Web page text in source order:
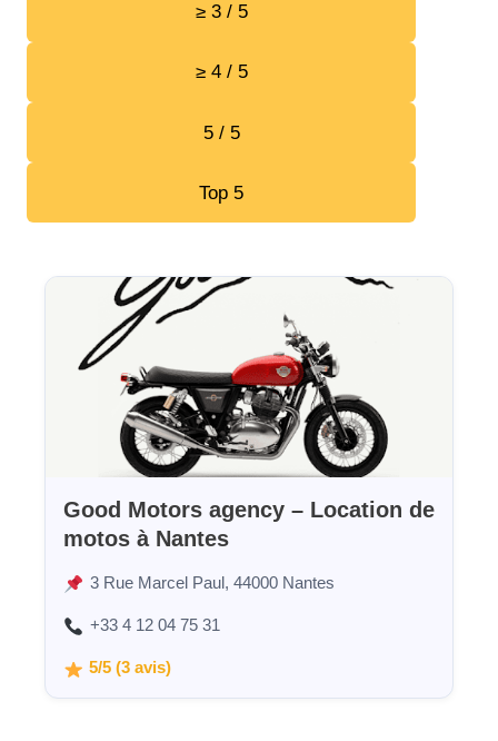
≥ 3 / 5
≥ 4 / 5
5 / 5
Top 5
Good Motors agency – Location de
motos à Nantes
3 Rue Marcel Paul, 44000 Nantes
+33 4 12 04 75 31
5/5 (3 avis)